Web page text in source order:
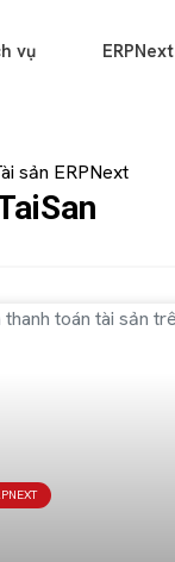
vụ ERPNext
sản ERPNext